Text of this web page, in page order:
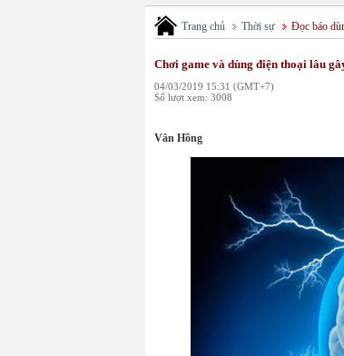
Trang chủ Thời sự Đọc báo
Chơi game và dùng điện thoại lâu
04/03/2019 15:31 (GMT+7)
Số lượt xem: 3008
Vân Hồng